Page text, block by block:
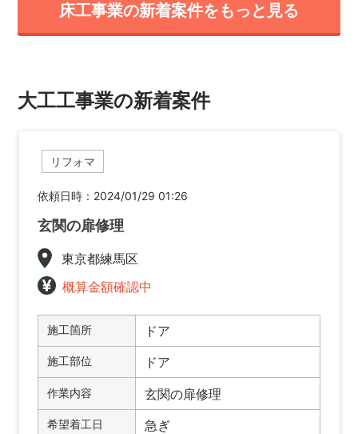
床工事業の新着案件をもっと見る
大工工事業の新着案件
リフォマ
依頼日時：2024/01/29 01:26
玄関の扉修理
東京都練馬区
概算金額確認中
施工箇所 ドア
施工部位 ドア
作業内容 玄関の扉修理
希望着工日 急ぎ